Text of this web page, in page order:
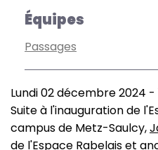
Équipes
Passages
Lundi 02 décembre 2024 -
Suite à l'inauguration de
campus de Metz-Saulcy,
de l'Espace Rabelais et